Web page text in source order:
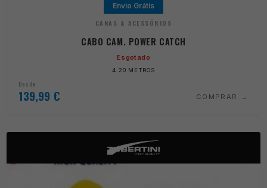
Envio Grátis
CANAS & ACESSÓRIOS
CABO CAM. POWER CATCH
Esgotado
4.20 METROS
Desde
139,99 € COMPRAR